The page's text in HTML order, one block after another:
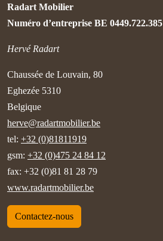
Radart Mobilier
Numéro d’entreprise BE 0449.722.385
Hervé Radart
Chaussée de Louvain, 80
Eghezée 5310
Belgique
herve@radartmobilier.be
tel: +32 (0)81811919
gsm: +32 (0)475 24 84 12
fax: +32 (0)81 81 28 79
www.radartmobilier.be
Contactez-nous